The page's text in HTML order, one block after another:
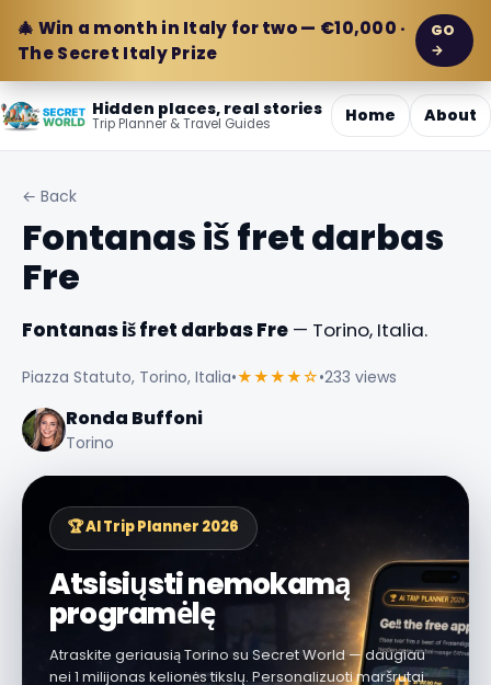
🎄 Win a month in Italy for two — €10,000 ·
The Secret Italy Prize
GO
→
Hidden places, real stories
Trip Planner & Travel Guides Home About
← Back
Fontanas iš fret darbas
Fre
Fontanas iš fret darbas Fre — Torino, Italia.
Piazza Statuto, Torino, Italia•★★★★☆•233 views
Ronda Buffoni
Torino
🏆 AI Trip Planner 2026
Atsisiųsti nemokamą
programėlę
Atraskite geriausią Torino su Secret World — daugiau
nei 1 milijonas kelionės tikslų. Personalizuoti maršrutai.